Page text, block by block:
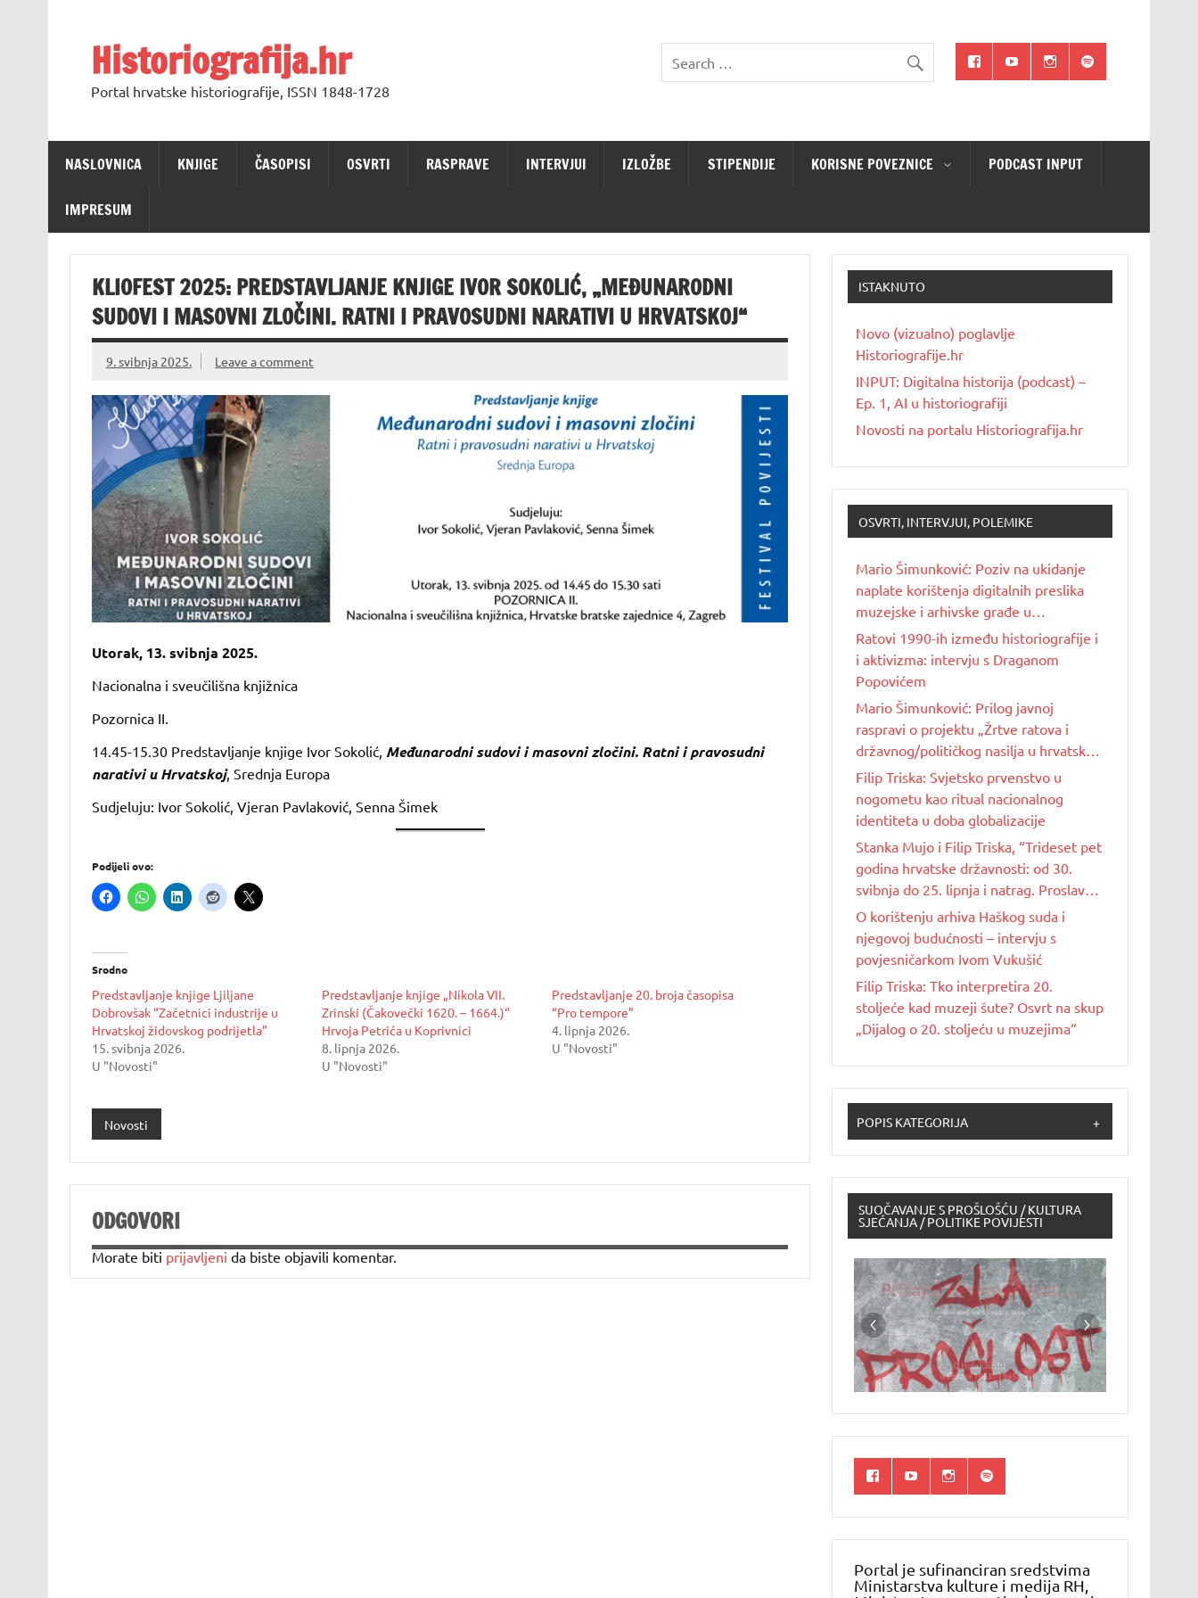
Historiografija.hr
Portal hrvatske historiografije, ISSN 1848-1728
NASLOVNICA KNJIGE ČASOPISI OSVRTI RASPRAVE INTERVJUI IZLOŽBE STIPENDIJE KORISNE POVEZNICE PODCAST INPUT
IMPRESUM
KLIOFEST 2025: PREDSTAVLJANJE KNJIGE IVOR SOKOLIĆ, „MEĐUNARODNI
SUDOVI I MASOVNI ZLOČINI. RATNI I PRAVOSUDNI NARATIVI U HRVATSKOJ“
9. svibnja 2025. Leave a comment
Utorak, 13. svibnja 2025.
Nacionalna i sveučilišna knjižnica
Pozornica II.
14.45-15.30 Predstavljanje knjige Ivor Sokolić, Međunarodni sudovi i masovni zločini. Ratni i pravosudni
narativi u Hrvatskoj, Srednja Europa
Sudjeluju: Ivor Sokolić, Vjeran Pavlaković, Senna Šimek
Podijeli ovo:
Srodno
Predstavljanje knjige Ljiljane
Dobrovšak “Začetnici industrije u
Hrvatskoj židovskog podrijetla”
15. svibnja 2026.
U "Novosti"
Predstavljanje knjige „Nikola VII.
Zrinski (Čakovečki 1620. – 1664.)“
Hrvoja Petrića u Koprivnici
8. lipnja 2026.
U "Novosti"
Predstavljanje 20. broja časopisa
“Pro tempore”
4. lipnja 2026.
U "Novosti"
Novosti
ODGOVORI
Morate biti prijavljeni da biste objavili komentar.
ISTAKNUTO
Novo (vizualno) poglavlje
Historiografije.hr
INPUT: Digitalna historija (podcast) –
Ep. 1, AI u historiografiji
Novosti na portalu Historiografija.hr
OSVRTI, INTERVJUI, POLEMIKE
Mario Šimunković: Poziv na ukidanje
naplate korištenja digitalnih preslika
muzejske i arhivske građe u
nekomercijalne svrhe
Ratovi 1990-ih između historiografije i
i aktivizma: intervju s Draganom
Popovićem
Mario Šimunković: Prilog javnoj
raspravi o projektu „Žrtve ratova i
državnog/političkog nasilja u hrvatskoj
povijesti 20. stoljeća“
Filip Triska: Svjetsko prvenstvo u
nogometu kao ritual nacionalnog
identiteta u doba globalizacije
Stanka Mujo i Filip Triska, “Trideset pet
godina hrvatske državnosti: od 30.
svibnja do 25. lipnja i natrag. Proslave
Dana državnosti u Republici Hrvatskoj
od 1990. do 2025. godine”
O korištenju arhiva Haškog suda i
njegovoj budućnosti – intervju s
povjesničarkom Ivom Vukušić
Filip Triska: Tko interpretira 20.
stoljeće kad muzeji šute? Osvrt na skup
„Dijalog o 20. stoljeću u muzejima“
POPIS KATEGORIJA +
SUOČAVANJE S PROŠLOŠĆU / KULTURA
SJEĆANJA / POLITIKE POVIJESTI
Portal je sufinanciran sredstvima
Ministarstva kulture i medija RH,